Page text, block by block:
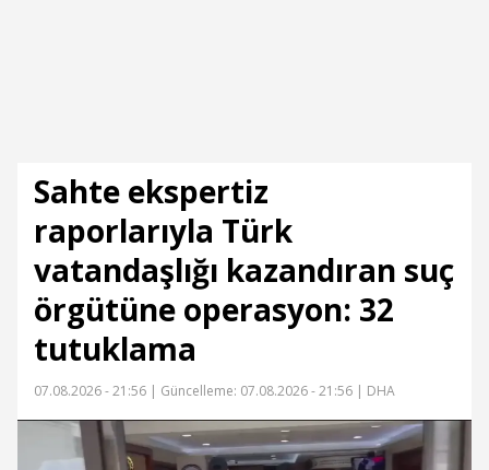
Sahte ekspertiz
raporlarıyla Türk
vatandaşlığı kazandıran suç
örgütüne operasyon: 32
tutuklama
07.08.2026 - 21:56 | Güncelleme: 07.08.2026 - 21:56 | DHA